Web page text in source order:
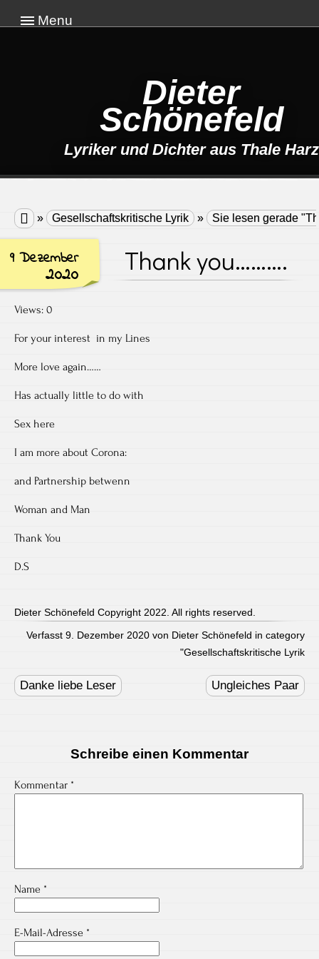
Menu
Dieter
Schönefeld
Lyriker und Dichter aus Thale Harz
 » Gesellschaftskritische Lyrik » Sie lesen gerade
9 Dezember
2020 Thank you……….
Views: 0
For your interest in my Lines
More love again……
Has actually little to do with
Sex here
I am more about Corona:
and Partnership betwenn
Woman and Man
Thank You
D.S
Dieter Schönefeld Copyright 2022. All rights reserved.
Verfasst 9. Dezember 2020 von Dieter Schönefeld in category
"Gesellschaftskritische Lyrik
navigation
Danke liebe Leser Ungleiches Paar
Schreibe einen Kommentar
Kommentar *
Name *
E-Mail-Adresse *